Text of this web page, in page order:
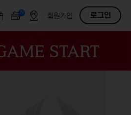
N OFF회원가입 로그인